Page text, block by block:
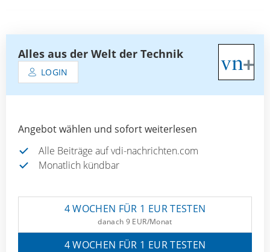
Alles aus der Welt der Technik
LOGIN
Angebot wählen und sofort weiterlesen
Alle Beiträge auf vdi-nachrichten.com
Monatlich kündbar
4 WOCHEN FÜR 1 EUR TESTEN
danach 9 EUR/Monat
4 WOCHEN FÜR 1 EUR TESTEN